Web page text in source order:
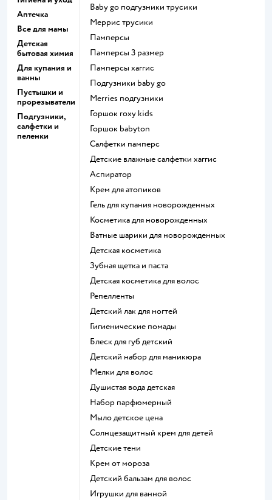
Аптечка
Все для мамы
Детская
бытовая химия
Для купания и
ванны
Пустышки и
прорезыватели
Подгузники,
салфетки и
пеленки
baby go подгузники трусики
меррис трусики
памперсы
памперсы 3 размер
памперсы хаггис
подгузники baby go
merries подгузники
горшок roxy kids
горшок babyton
салфетки памперс
детские влажные салфетки хаггис
аспиратор
крем для атопиков
гель для купания новорожденных
косметика для новорожденных
ватные шарики для новорожденных
детская косметика
зубная щетка и паста
детская косметика для волос
репелленты
детский лак для ногтей
гигиенические помады
блеск для губ детский
детский набор для маникюра
мелки для волос
душистая вода детская
набор парфюмерный
мыло детское цена
солнцезащитный крем для детей
детские тени
крем от мороза
детский бальзам для волос
игрушки для ванной